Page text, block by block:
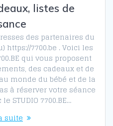
listes de
des partenaires du
https://7700.be . Voici les
qui vous proposent
des cadeaux et de
monde du bébé et de la
à réserver votre séance
STUDIO 7700.BE…
suite